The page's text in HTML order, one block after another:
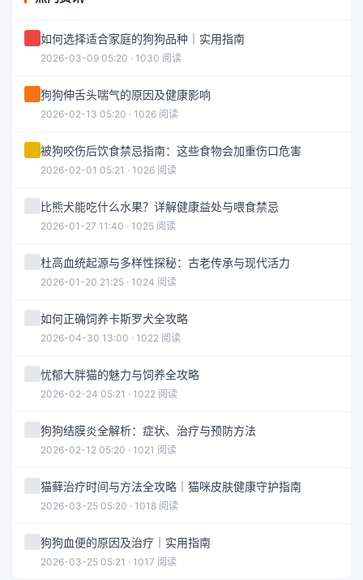
如何选择适合家庭的狗狗品种｜实用指南
2026-03-09 05:20 · 1030 阅读
狗狗伸舌头喘气的原因及健康影响
2026-02-13 05:20 · 1026 阅读
被狗咬伤后饮食禁忌指南：这些食物会加重伤口危害
2026-02-01 05:21 · 1026 阅读
比熊犬能吃什么水果？详解健康益处与喂食禁忌
2026-01-27 11:40 · 1025 阅读
杜高血统起源与多样性探秘：古老传承与现代活力
2026-01-20 21:25 · 1024 阅读
如何正确饲养卡斯罗犬全攻略
2026-04-30 13:00 · 1022 阅读
忧郁大胖猫的魅力与饲养全攻略
2026-02-24 05:21 · 1022 阅读
狗狗结膜炎全解析：症状、治疗与预防方法
2026-02-12 05:20 · 1021 阅读
猫藓治疗时间与方法全攻略｜猫咪皮肤健康守护指南
2026-03-25 05:20 · 1018 阅读
狗狗血便的原因及治疗｜实用指南
2026-03-25 05:21 · 1017 阅读